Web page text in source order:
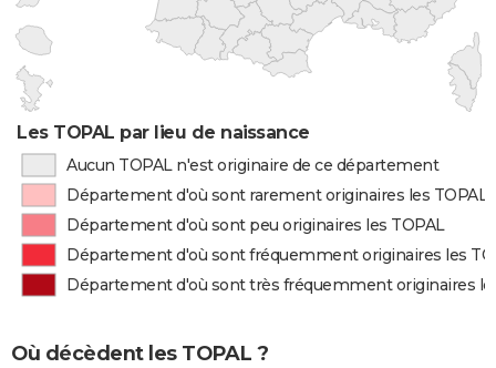
Les TOPAL par lieu de naissance
Aucun TOPAL n'est originaire de ce département
Département d'où sont rarement originaires les TOPAL
Département d'où sont peu originaires les TOPAL
Département d'où sont fréquemment originaires les
Département d'où sont très fréquemment originaires
Où décèdent les TOPAL ?